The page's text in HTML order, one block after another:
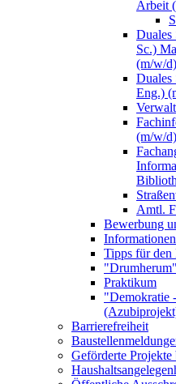
Arbeit
Duales
Sc.)
(m/w/d)
Duales
Eng.)
(m/w/d)
Amtl.
Bewerbung
Tipps für den
"Drumherum"
Praktikum
"Demokratie
Barrierefreiheit
Geförderte